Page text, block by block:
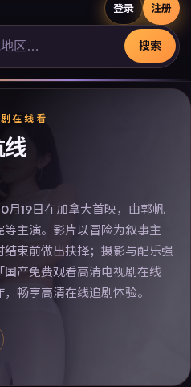
登录 注册
搜索
在线看
线
月19日在加拿大首映，由郭帆
主演。影片以冒险为叙事主
束前做出抉择；摄影与配乐强
产免费观看高清电视剧在线
畅享高清在线追剧体验。